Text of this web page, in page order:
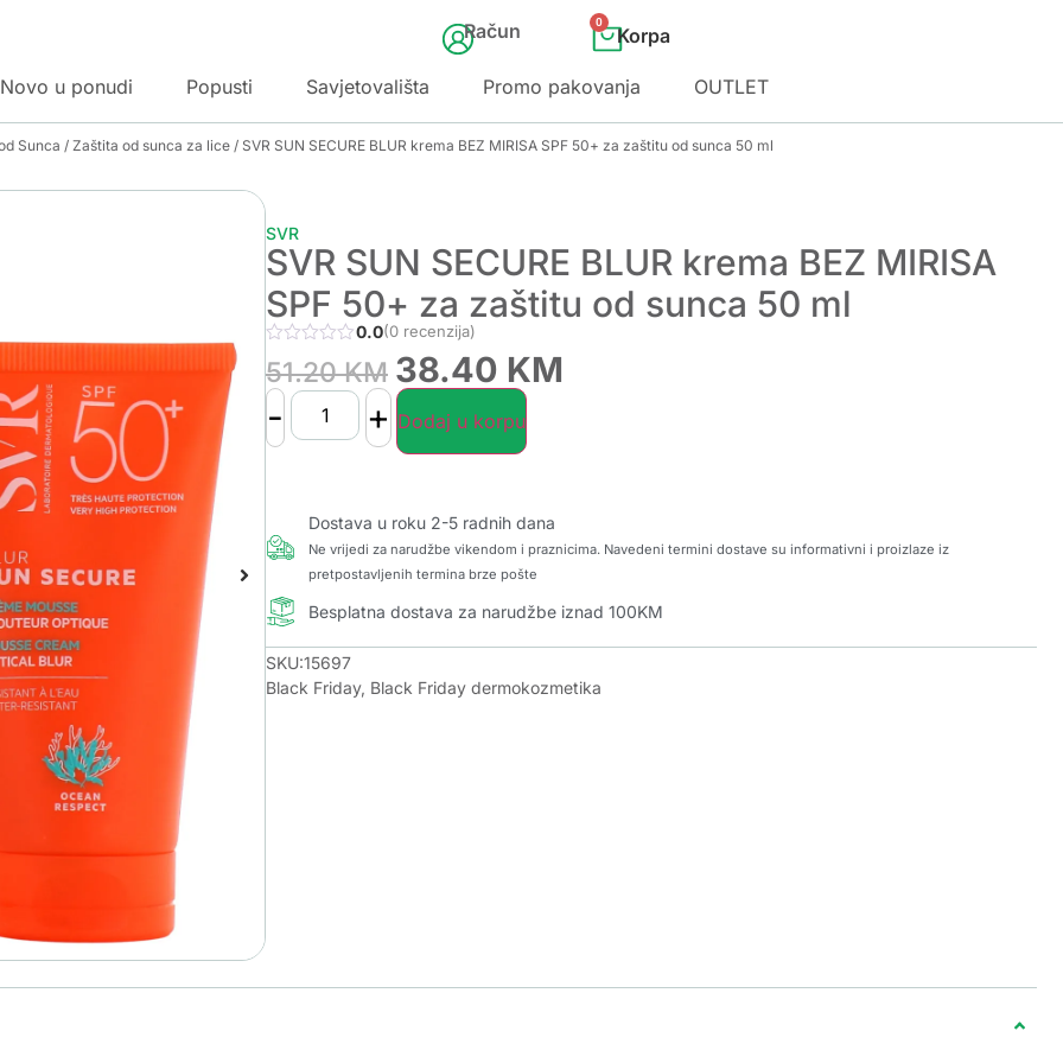
Račun 0
Novo u ponudi Popusti Savjetovališta Promo pakovanja OUTLET
Sunca / Zaštita od sunca za lice / SVR SUN SECURE BLUR krema BEZ MIRISA SPF 50+ za zaštitu od sunca 50 ml
SVR
SVR SUN SECURE BLUR krema BEZ MIRISA
SPF 50+ za zaštitu od sunca 50 ml
0.0(0 recenzija)
51.20KM 38.40 KM
- + Dodaj u korpu
Dostava u roku 2-5 radnih dana
Ne vrijedi za narudžbe vikendom i praznicima. Navedeni termini dostave su informativni i proizlaze iz
pretpostavljenih termina brze pošte
Besplatna dostava za narudžbe iznad 100KM
SKU:15697
Black Friday, Black Friday dermokozmetika